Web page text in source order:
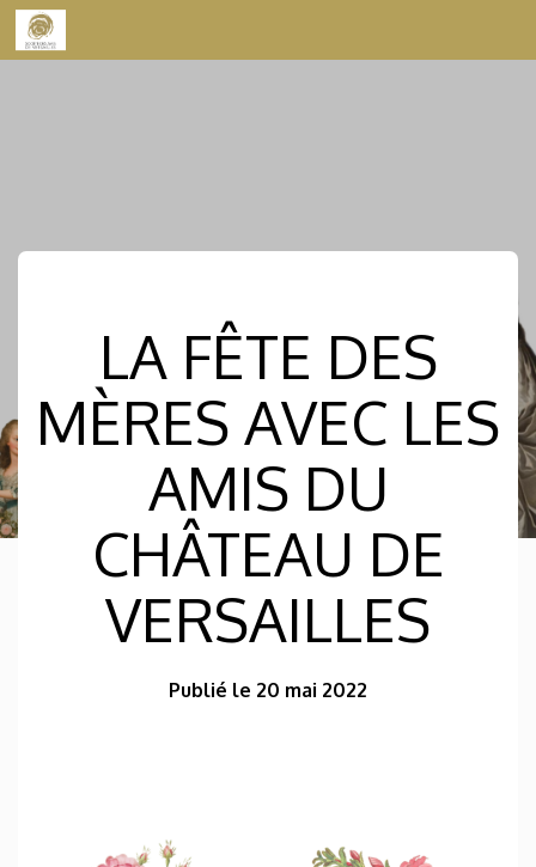
Skip to content
LA FÊTE DES
MÈRES AVEC LES
AMIS DU
CHÂTEAU DE
VERSAILLES
Publié le 20 mai 2022